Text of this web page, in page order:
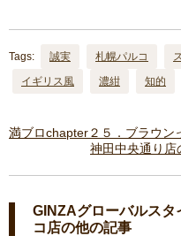
Tags: 誠実 札幌パルコ
イギリス風
濃紺 知的
満ブロchapter２５．ブラウン
神田中央通り店
GINZAグローバルスタ
コ店の他の記事